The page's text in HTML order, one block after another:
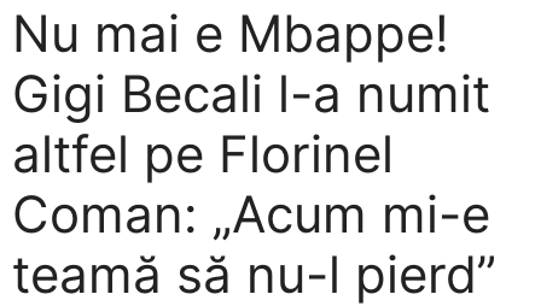
Nu mai e Mbappe!
Gigi Becali l-a numit
altfel pe Florinel
Coman: „Acum mi-e
teamă să nu-l pierd”